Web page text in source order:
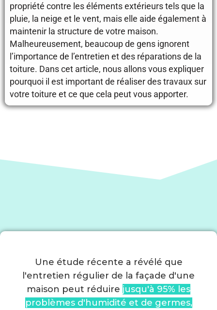
propriété contre les éléments extérieurs tels que la
pluie, la neige et le vent, mais elle aide également à
maintenir la structure de votre maison.
Malheureusement, beaucoup de gens ignorent
l’importance de l’entretien et des réparations de la
toiture. Dans cet article, nous allons vous expliquer
pourquoi il est important de réaliser des travaux sur
votre toiture et ce que cela peut vous apporter.
Une étude récente a révélé que
l'entretien régulier de la façade d'une
maison peut réduire jusqu'à 95% les
problèmes d'humidité et de germes,